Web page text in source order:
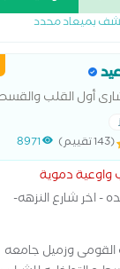
- اوهايو
بميعاد محدد
أول القلب
(143 تقييم) 8971
واوعية دموية
- اخر شارع النزهه-
القومى وزميل جامعه